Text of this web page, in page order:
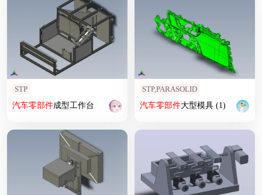
STP
汽车零部件成型工作台
STP,PARASOLID
汽车零部件大型模具 (1)